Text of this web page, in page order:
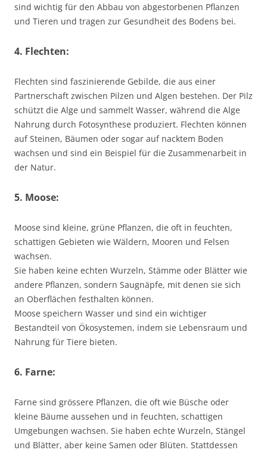
sind wichtig für den Abbau von abgestorbenen Pflanzen
und Tieren und tragen zur Gesundheit des Bodens bei.
4. Flechten:
Flechten sind faszinierende Gebilde, die aus einer
Partnerschaft zwischen Pilzen und Algen bestehen. Der Pilz
schützt die Alge und sammelt Wasser, während die Alge
Nahrung durch Fotosynthese produziert. Flechten können
auf Steinen, Bäumen oder sogar auf nacktem Boden
wachsen und sind ein Beispiel für die Zusammenarbeit in
der Natur.
5. Moose:
Moose sind kleine, grüne Pflanzen, die oft in feuchten,
schattigen Gebieten wie Wäldern, Mooren und Felsen
wachsen.
Sie haben keine echten Wurzeln, Stämme oder Blätter wie
andere Pflanzen, sondern Saugnäpfe, mit denen sie sich
an Oberflächen festhalten können.
Moose speichern Wasser und sind ein wichtiger
Bestandteil von Ökosystemen, indem sie Lebensraum und
Nahrung für Tiere bieten.
6. Farne:
Farne sind grössere Pflanzen, die oft wie Büsche oder
kleine Bäume aussehen und in feuchten, schattigen
Umgebungen wachsen. Sie haben echte Wurzeln, Stängel
und Blätter, aber keine Samen oder Blüten. Stattdessen